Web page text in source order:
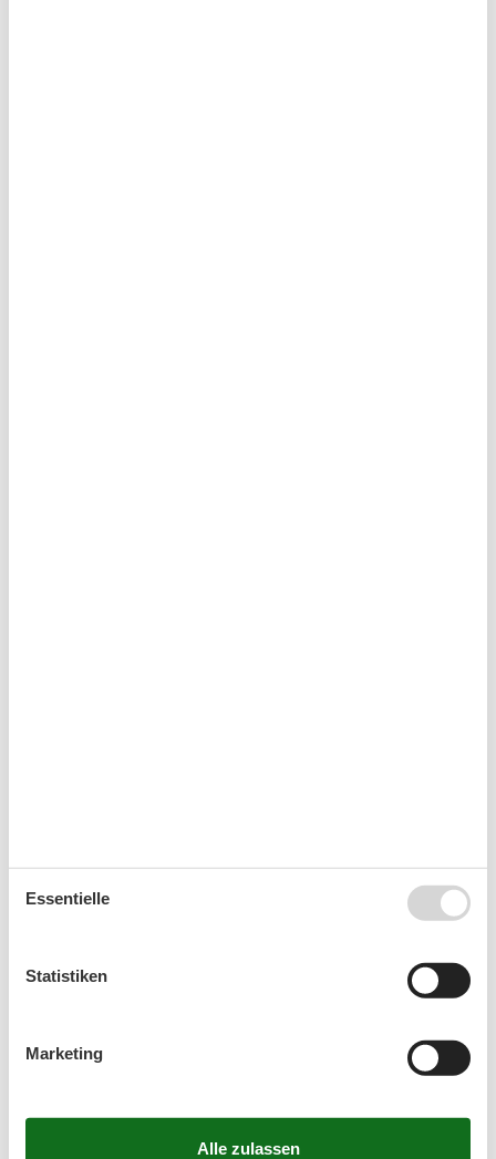
WC
1
Essentielle
Statistiken
Marketing